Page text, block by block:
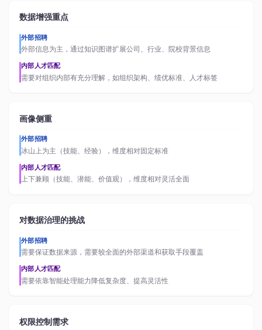
数据增强重点
外部招聘
外部信息为主，通过知识图谱扩展公司、行业、院校背景信息
内部人才匹配
需要对组织内部有充分理解，如组织架构、绩优标准、人才标签
画像侧重
外部招聘
冰山上为主（技能、经验），维度相对固定标准
内部人才匹配
上下兼顾（技能、潜能、价值观），维度相对灵活全面
对数据治理的挑战
外部招聘
需要保证数据来源，需要较全面的外部渠道和获取手段覆盖
内部人才匹配
需要依靠智能处理能力降低复杂度、提高灵活性
权限控制需求